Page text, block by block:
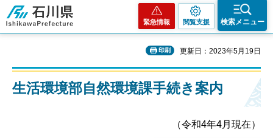
石川県
緊急情報 閲覧支援 検索メニュー
印刷 更新日：2023年5月19日
生活環境部自然環境課手続き案内
（令和4年4月現在）